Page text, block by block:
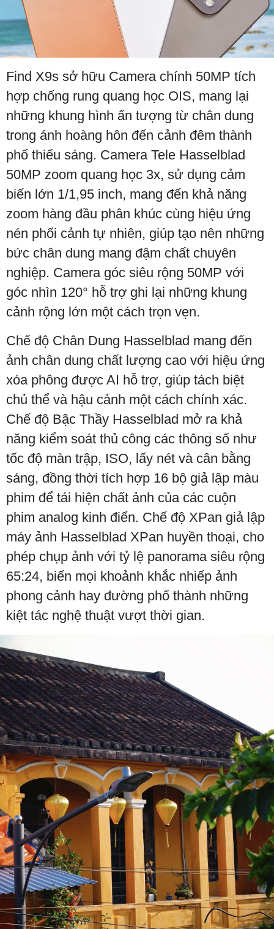
Find X9s sở hữu Camera chính 50MP tích
hợp chống rung quang học OIS, mang lại
những khung hình ấn tượng từ chân dung
trong ánh hoàng hôn đến cảnh đêm thành
phố thiếu sáng. Camera Tele Hasselblad
50MP zoom quang học 3x, sử dụng cảm
biến lớn 1/1,95 inch, mang đến khả năng
zoom hàng đầu phân khúc cùng hiệu ứng
nén phối cảnh tự nhiên, giúp tạo nên những
bức chân dung mang đậm chất chuyên
nghiệp. Camera góc siêu rộng 50MP với
góc nhìn 120° hỗ trợ ghi lại những khung
cảnh rộng lớn một cách trọn vẹn.
Chế độ Chân Dung Hasselblad mang đến
ảnh chân dung chất lượng cao với hiệu ứng
xóa phông được AI hỗ trợ, giúp tách biệt
chủ thể và hậu cảnh một cách chính xác.
Chế độ Bậc Thầy Hasselblad mở ra khả
năng kiểm soát thủ công các thông số như
tốc độ màn trập, ISO, lấy nét và cân bằng
sáng, đồng thời tích hợp 16 bộ giả lập màu
phim để tái hiện chất ảnh của các cuộn
phim analog kinh điển. Chế độ XPan giả lập
máy ảnh Hasselblad XPan huyền thoại, cho
phép chụp ảnh với tỷ lệ panorama siêu rộng
65:24, biến mọi khoảnh khắc nhiếp ảnh
phong cảnh hay đường phố thành những
kiệt tác nghệ thuật vượt thời gian.